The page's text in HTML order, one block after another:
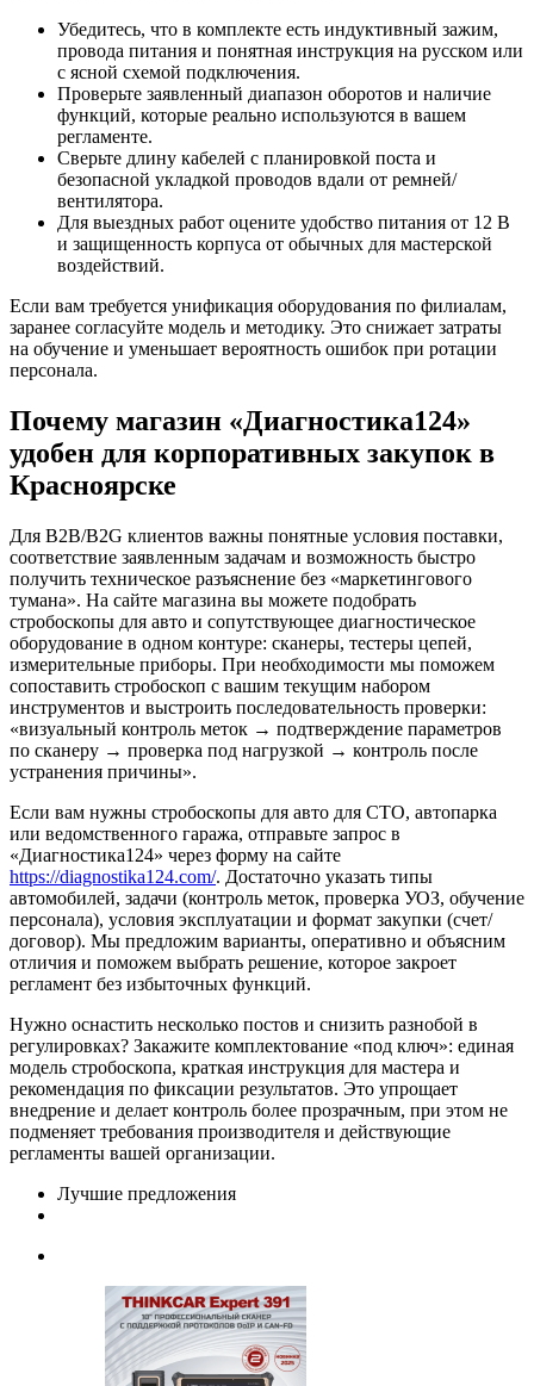
Убедитесь, что в комплекте есть индуктивный зажим,
провода питания и понятная инструкция на русском или
с ясной схемой подключения.
Проверьте заявленный диапазон оборотов и наличие
функций, которые реально используются в вашем
регламенте.
Сверьте длину кабелей с планировкой поста и
безопасной укладкой проводов вдали от ремней/
вентилятора.
Для выездных работ оцените удобство питания от 12 В
и защищенность корпуса от обычных для мастерской
воздействий.
Если вам требуется унификация оборудования по филиалам,
заранее согласуйте модель и методику. Это снижает затраты
на обучение и уменьшает вероятность ошибок при ротации
персонала.
Почему магазин «Диагностика124»
удобен для корпоративных закупок в
Красноярске
Для B2B/B2G клиентов важны понятные условия поставки,
соответствие заявленным задачам и возможность быстро
получить техническое разъяснение без «маркетингового
тумана». На сайте магазина вы можете подобрать
стробоскопы для авто и сопутствующее диагностическое
оборудование в одном контуре: сканеры, тестеры цепей,
измерительные приборы. При необходимости мы поможем
сопоставить стробоскоп с вашим текущим набором
инструментов и выстроить последовательность проверки:
«визуальный контроль меток → подтверждение параметров
по сканеру → проверка под нагрузкой → контроль после
устранения причины».
Если вам нужны стробоскопы для авто для СТО, автопарка
или ведомственного гаража, отправьте запрос в
«Диагностика124» через форму на сайте
https://diagnostika124.com/. Достаточно указать типы
автомобилей, задачи (контроль меток, проверка УОЗ, обучение
персонала), условия эксплуатации и формат закупки (счет/
договор). Мы предложим варианты, оперативно и объясним
отличия и поможем выбрать решение, которое закроет
регламент без избыточных функций.
Нужно оснастить несколько постов и снизить разнобой в
регулировках? Закажите комплектование «под ключ»: единая
модель стробоскопа, краткая инструкция для мастера и
рекомендация по фиксации результатов. Это упрощает
внедрение и делает контроль более прозрачным, при этом не
подменяет требования производителя и действующие
регламенты вашей организации.
Лучшие предложения